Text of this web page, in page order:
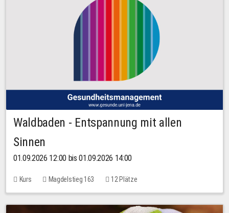
Waldbaden - Entspannung mit allen
Sinnen
01.09.2026 12:00 bis 01.09.2026 14:00
Kurs Magdelstieg 163 12 Plätze